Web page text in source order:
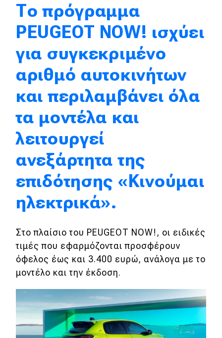
Αγώνες
Formula 1
WRC
Eco
Νέα
Τεχνολογία
Mobility
Σταθμοί φόρτισης
Classic
Νέα
DRIVE Away
Το πρόγραμμα
PEUGEOT NOW! ισχύει
για συγκεκριμένο
αριθμό αυτοκινήτων
και περιλαμβάνει όλα
τα μοντέλα και
λειτουργεί
ανεξάρτητα της
επιδότησης «Κινούμαι
ηλεκτρικά».
Στο πλαίσιο του PEUGEOT NOW!, οι ειδικές
τιμές που εφαρμόζονται προσφέρουν
όφελος έως και 3.400 ευρώ, ανάλογα με το
μοντέλο και την έκδοση.